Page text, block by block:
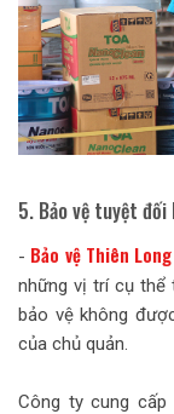
5. Bảo vệ tuyệt
- Bảo vệ Thiên
những vị trí cụ thể
bảo vệ không
của chủ quản.
Công ty cung cấp